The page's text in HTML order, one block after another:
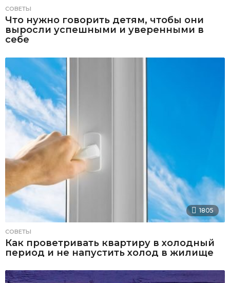
СОВЕТЫ
Что нужно говорить детям, чтобы они
выросли успешными и уверенными в
себе
1805
СОВЕТЫ
Как проветривать квартиру в холодный
период и не напустить холод в жилище